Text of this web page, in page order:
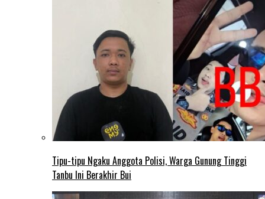
Tipu-tipu Ngaku Anggota Polisi, Warga Gunung Tinggi
Tanbu Ini Berakhir Bui